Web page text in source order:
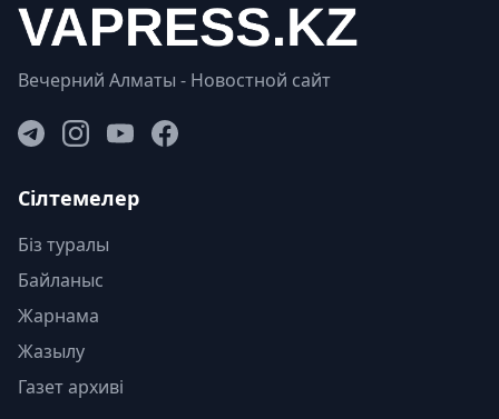
Вечерний Алматы - Новостной сайт
Сілтемелер
Біз туралы
Байланыс
Жарнама
Жазылу
Газет архиві